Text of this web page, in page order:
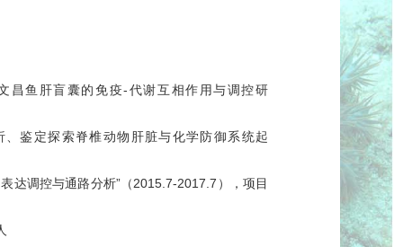
昌鱼肝盲囊的免疫-代谢互相作用与调控研
鉴定探索脊椎动物肝脏与化学防御系统起
达调控与通路分析”（2015.7-2017.7 ）， 项目